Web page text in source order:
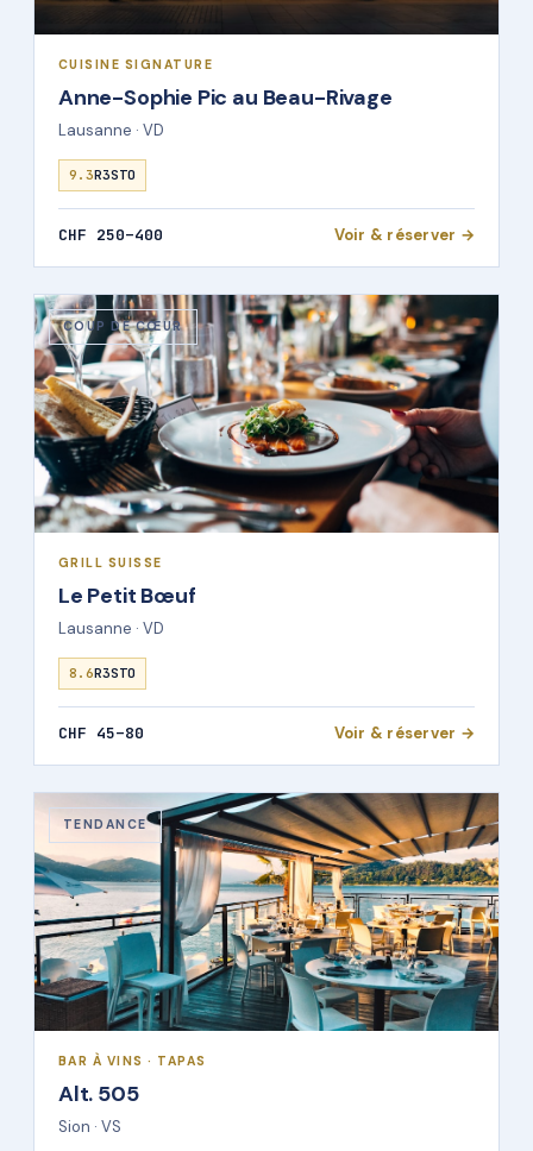
CUISINE SIGNATURE
Anne-Sophie Pic au Beau-Rivage
Lausanne · VD
9.3R3STO
CHF 250–400 Voir & réserver →
COUP DE CŒUR
GRILL SUISSE
Le Petit Bœuf
Lausanne · VD
8.6R3STO
CHF 45–80 Voir & réserver →
TENDANCE
BAR À VINS · TAPAS
Alt. 505
Sion · VS